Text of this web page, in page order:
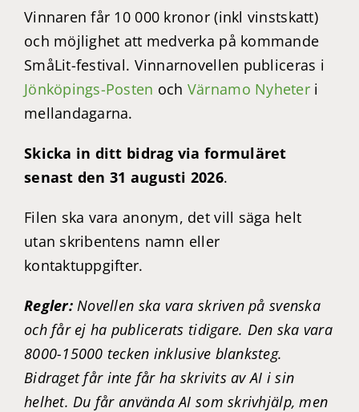
Vinnaren får 10 000 kronor (inkl vinstskatt)
och möjlighet att medverka på kommande
SmåLit-festival. Vinnarnovellen publiceras i
Jönköpings-Posten och Värnamo Nyheter i
mellandagarna.
Skicka in ditt bidrag via formuläret
senast den 31 augusti 2026.
Filen ska vara anonym, det vill säga helt
utan skribentens namn eller
kontaktuppgifter.
Regler:Novellen ska vara skriven på svenska
och får ej ha publicerats tidigare. Den ska vara
8000-15000 tecken inklusive blanksteg.
Bidraget får inte får ha skrivits av AI i sin
helhet. Du får använda AI som skrivhjälp, men